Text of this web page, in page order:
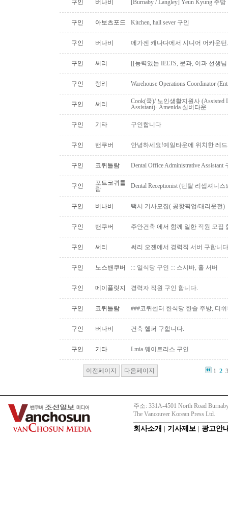
구인 버나비 [Burnaby / Langley] Yeun Kyung 주
구인 아보츠포드 Kitchen, hall sever 구인
구인 버나비 메가젠 캐나다에서 시니어 어카운
구인 써리 [[능력있는 IELTS, 문과, 이과 선생
구인 랭리 Warehouse Operations Coordinator
구인 써리
Cook(쿡)/ 노인생활지원사 (Assisted
Assistant)- Amenida 실버타운
구인 기타 구인합니다
구인 밴쿠버 안녕하세요!예일타운에 위치한 레
구인 코퀴틀람 Dental Office Administrative Assistant
구인
포트코퀴틀
람
Dental Receptionist (덴탈 리셉셔니
구인 버나비 택시 기사모집( 공항픽업/대리운전)
구인 밴쿠버 주안건축 에서 함께 일한 직원 모집
구인 써리 써리 오젠에서 경력직 서버 구합니다
구인 노스밴쿠버 ::: 일식당 구인 ::: 스시바, 홀 서버
구인 메이플릿지 경력자 직원 구인 합니다.
구인 코퀴틀람 ###코퀴센터 한식당 한솔 주방, 디
구인 버나비 건축 헬퍼 구합니다.
구인 기타 Lmia 웨이트리스 구인
이전페이지 다음페이지 1 2
주소: 331A-4501 North Road
The Vancouver Korean Press Ltd.
회사소개 기사제보 광고안